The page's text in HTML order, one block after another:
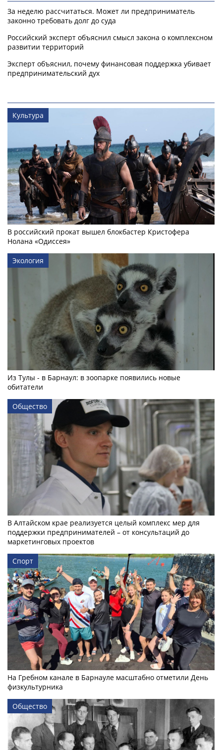
За неделю рассчитаться. Может ли предприниматель
законно требовать долг до суда
Российский эксперт объяснил смысл закона о комплексном
развитии территорий
Эксперт объяснил, почему финансовая поддержка убивает
предпринимательский дух
Культура
В российский прокат вышел блокбастер Кристофера
Нолана «Одиссея»
Экология
Из Тулы - в Барнаул: в зоопарке появились новые
обитатели
Общество
В Алтайском крае реализуется целый комплекс мер для
поддержки предпринимателей – от консультаций до
маркетинговых проектов
Спорт
На Гребном канале в Барнауле масштабно отметили День
физкультурника
Общество